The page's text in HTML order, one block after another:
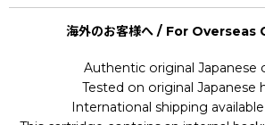
海外のお客様へ / For
Authentic original Japanese
Tested on original Japanese
International shipping